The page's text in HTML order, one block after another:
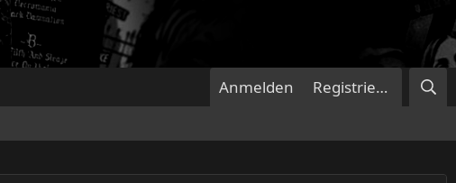
Anmelden Registrieren